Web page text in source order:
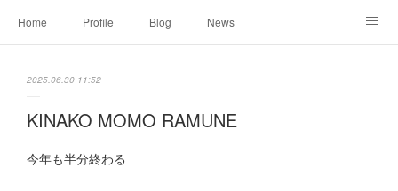
Home Profile Blog News
2025.06.30 11:52
KINAKO MOMO RAMUNE
今年も半分終わる